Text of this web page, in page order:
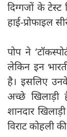
दिग्गजों के
हाई-प्रोफाइल
पोप ने
लेकिन इन
है। इसलिए
अच्छे
शानदार
विराट कोहली